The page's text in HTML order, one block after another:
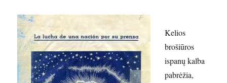
Kelios
brošiūros
ispanų kalba
pabrėžia,